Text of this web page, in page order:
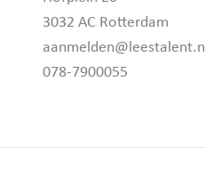
3032 AC Rotterdam
aanmelden@leestalent.nl
078-7900055